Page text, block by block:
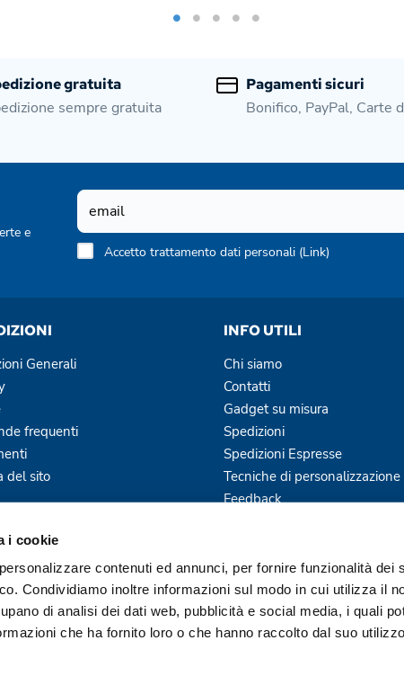
i cookie
contenuti ed annunci, per fornire funzionalità dei
Condividiamo inoltre informazioni sul modo in cui utilizza il
di analisi dei dati web, pubblicità e social media, i quali
che ha fornito loro o che hanno raccolto dal suo
gratuita
sempre gratuita
Pagamenti sicuri
Bonifico, PayPal, Carte
e
Accetto trattamento dati personali (Link)
Generali
frequenti
del sito
INFO UTILI
Chi siamo
Contatti
Gadget su misura
Spedizioni
Spedizioni Espresse
Tecniche di personalizzazione
Feedback